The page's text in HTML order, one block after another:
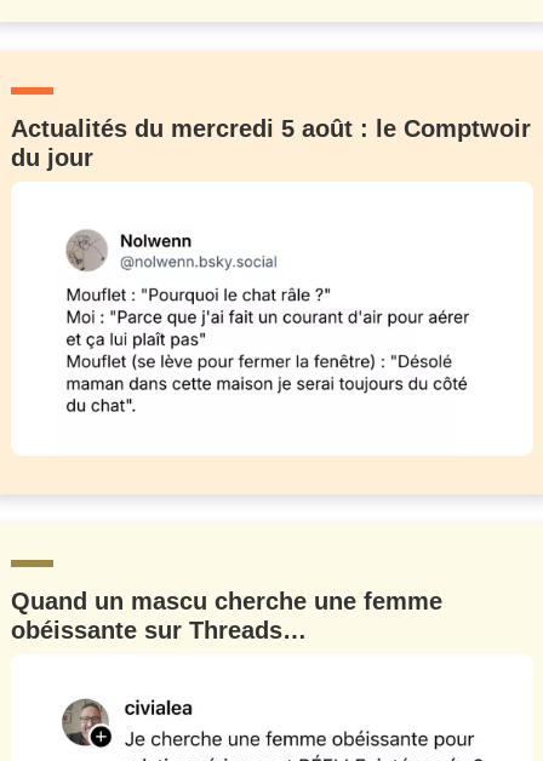
Actualités du mercredi 5 août : le Comptwoir
du jour
Quand un mascu cherche une femme
obéissante sur Threads…